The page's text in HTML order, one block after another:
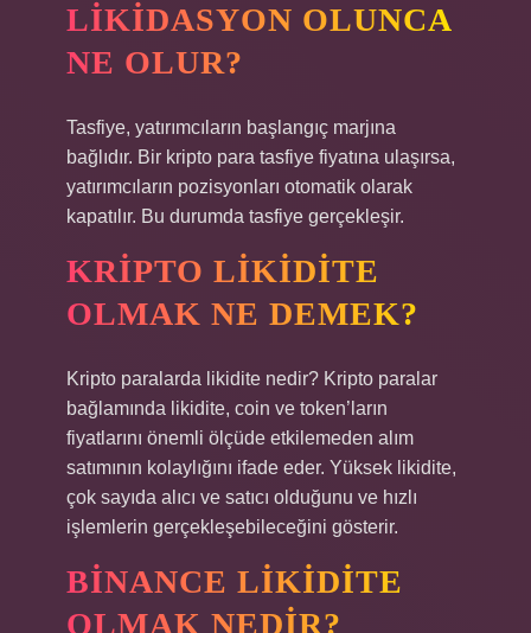
LIKIDASYON OLUNCA
NE OLUR?
Tasfiye, yatırımcıların başlangıç ​​marjına
bağlıdır. Bir kripto para tasfiye fiyatına ulaşırsa,
yatırımcıların pozisyonları otomatik olarak
kapatılır. Bu durumda tasfiye gerçekleşir.
KRIPTO LIKIDITE
OLMAK NE DEMEK?
Kripto paralarda likidite nedir? Kripto paralar
bağlamında likidite, coin ve token’ların
fiyatlarını önemli ölçüde etkilemeden alım
satımının kolaylığını ifade eder. Yüksek likidite,
çok sayıda alıcı ve satıcı olduğunu ve hızlı
işlemlerin gerçekleşebileceğini gösterir.
BINANCE LIKIDITE
OLMAK NEDIR?